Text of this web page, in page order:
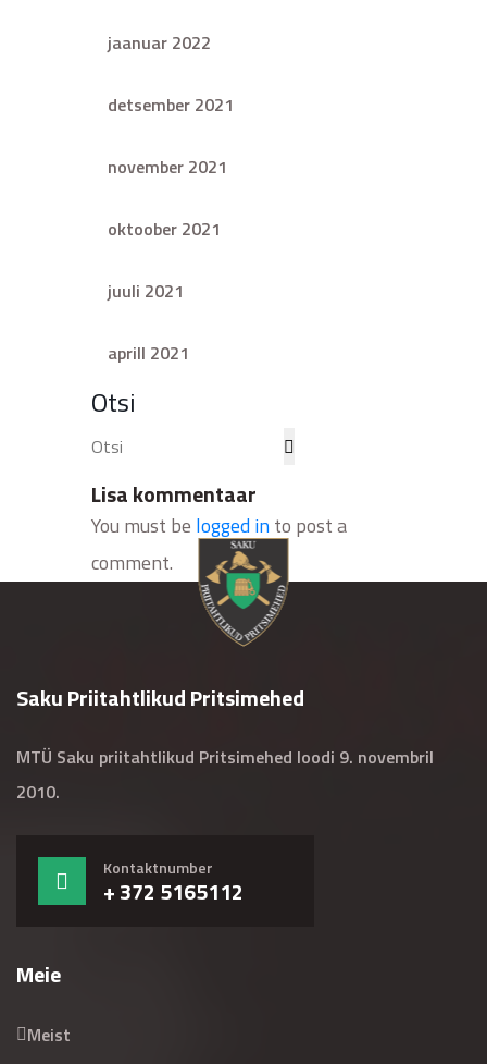
jaanuar 2022
detsember 2021
november 2021
oktoober 2021
juuli 2021
aprill 2021
Otsi
Lisa kommentaar
You must be logged into post a
comment.
Saku Priitahtlikud Pritsimehed
MTÜ Saku priitahtlikud Pritsimehed loodi 9. novembril
2010.
Kontaktnumber
+ 372 5165112
Meie
Meist